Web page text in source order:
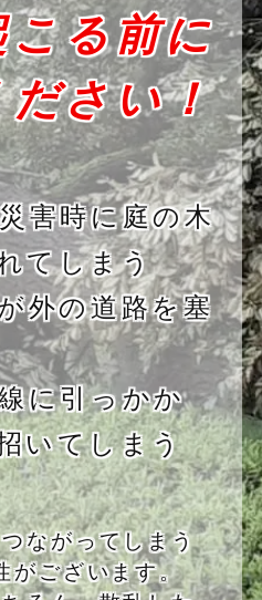
る前に
さい！
害時に庭の木
てしまう
外の道路を塞
に引っかか
いてしまう
ながってしまう
がございます。